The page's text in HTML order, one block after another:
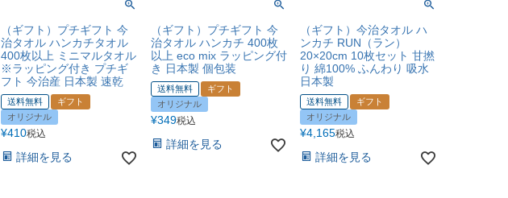
（ギフト）プチギフト 今
治タオル ハンカチタオル
400枚以上 ミニマルタオル
※ラッピング付き プチギ
フト 今治産 日本製 速乾
送料無料
ギフト
オリジナル
¥410税込
詳細を見る
（ギフト）プチギフト 今
治タオル ハンカチ 400枚
以上 eco mix ラッピング付
き 日本製 個包装
送料無料
ギフト
オリジナル
¥349税込
詳細を見る
（ギフト）今治タオル ハ
ンカチ RUN（ラン）
20×20cm 10枚セット 甘撚
り 綿100% ふんわり 吸水
日本製
送料無料
ギフト
オリジナル
¥4,165税込
詳細を見る